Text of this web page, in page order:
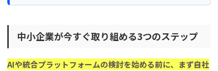
中小企業が今すぐ取り組める3つのステップ
AIや統合プラットフォームの検討を始める前に、まず自社